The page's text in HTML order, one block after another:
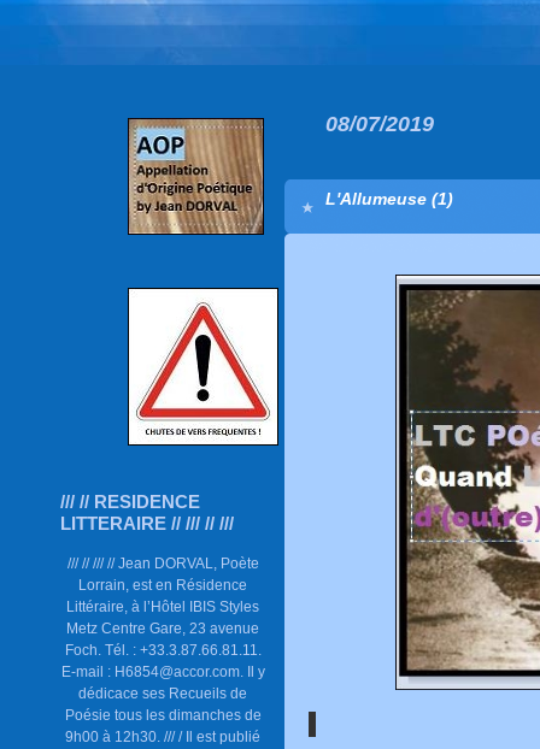
/// // RESIDENCE
LITTERAIRE // /// // ///
/// // /// // Jean DORVAL, Poète
Lorrain, est en Résidence
Littéraire, à l’Hôtel IBIS Styles
Metz Centre Gare, 23 avenue
Foch. Tél. : +33.3.87.66.81.11.
E-mail : H6854@accor.com. Il y
dédicace ses Recueils de
Poésie tous les dimanches de
9h00 à 12h30. /// / Il est publié
08/07/2019
L'Allumeuse (1)